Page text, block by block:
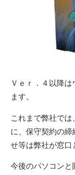
Ｖｅｒ．４以降
ます。
これまで弊社で
に、保守契約の締
せ等は弊社が窓口
今後のパソコンと